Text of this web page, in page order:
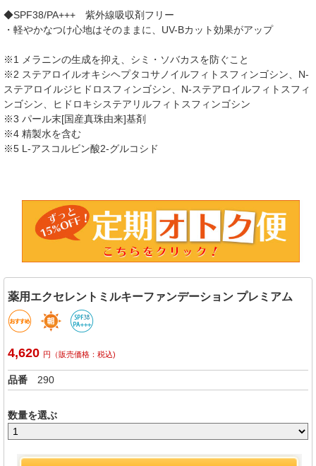
◆SPF38/PA+++ 紫外線吸収剤フリー
・軽やかなつけ心地はそのままに、UV-Bカット効果がアップ
※1 メラニンの生成を抑え、シミ・ソバカスを防ぐこと
※2 ステアロイルオキシヘプタコサノイルフィトスフィンゴシン、N-
ステアロイルジヒドロスフィンゴシン、N-ステアロイルフィトスフィ
ンゴシン、ヒドロキシステアリルフィトスフィンゴシン
※3 パール末[国産真珠由来]基剤
※4 精製水を含む
※5 L-アスコルビン酸2-グルコシド
薬用エクセレントミルキーファンデーション プレミアム
4,620 円（販売価格：税込)
品番 290
数量を選ぶ